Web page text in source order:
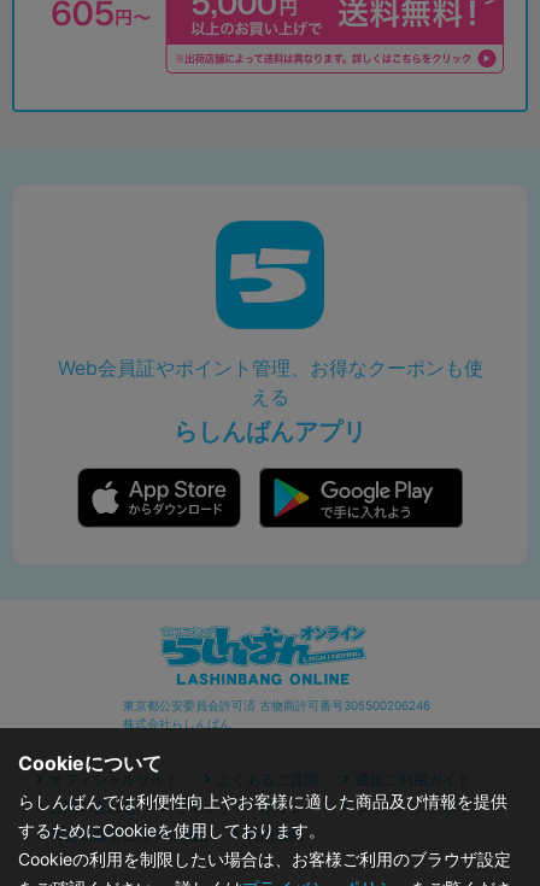
Web会員証やポイント管理、お得なクーポンも使
える
らしんばんアプリ
東京都公安委員会許可済 古物商許可番号305500206246
株式会社らしんばん
オフィシャルサイト よくあるご質問
通販ご利用ガイド
お問い合わせ
セキュリティポリシー
プライバシーポリシー
特定商取引に関する表記
利用規約
Cookieについて
らしんばんでは利便性向上やお客様に適した商品及び情報を提供
するためにCookieを使用しております。
Cookieの利用を制限したい場合は、お客様ご利用のブラウザ設定